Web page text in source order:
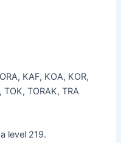
KAF, KOA, KOR,
TOK, TORAK, TRA
level 219.